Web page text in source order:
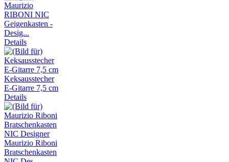
Maurizio
RIBONI NIC
Geigenkasten -
Desig...
Details
Keksausstecher
E-Gitarre 7,5 cm
Details
Maurizio Riboni
Bratschenkasten